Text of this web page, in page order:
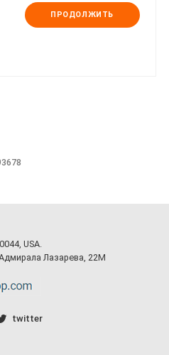
ПРОДОЛЖИТЬ
USA.
Адмирала Лазарева, 22М
twitter